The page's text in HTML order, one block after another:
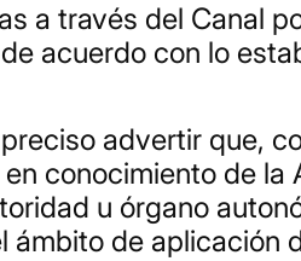
a través del Canal
acuerdo con lo
advertir que,
conocimiento de
u órgano
ámbito de aplicación